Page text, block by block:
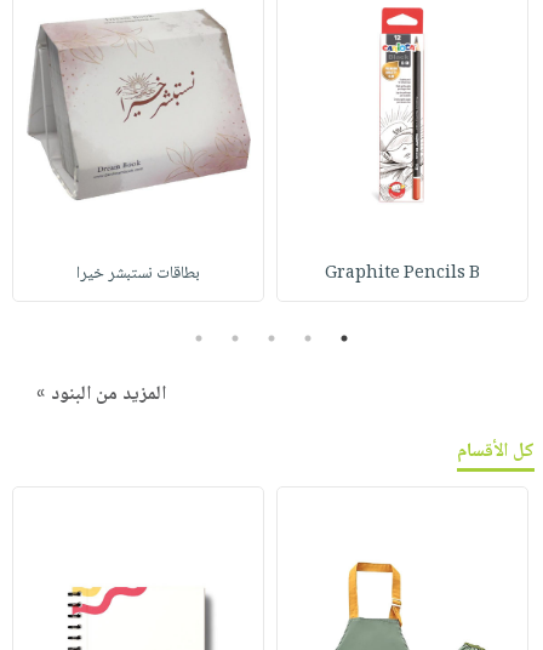
Graphite Pencils B بطاقات نستبشر خيرا
1
2
3
4
5
المزيد من البنود »
كل الأقسام